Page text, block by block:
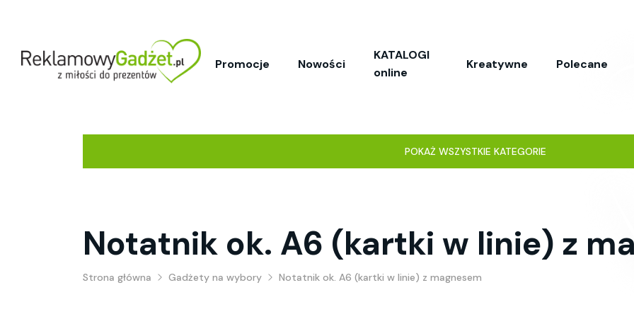
Promocje Nowości
KATALOGI
online
Kreatywne Polecane
POKAŻ WSZYSTKIE KATEGORIE
Notatnik ok. A6 (kartki w linie) z
Strona główna Gadżety na wybory Notatnik ok. A6 (kartki w linie) z magnesem